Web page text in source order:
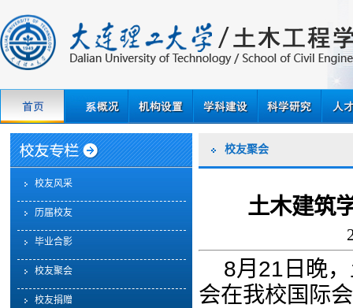
校友风采
历届校友
毕业合影
校友聚会
校友捐赠
校友聚会
土木建筑
8月 21 日晚
会在我校国际